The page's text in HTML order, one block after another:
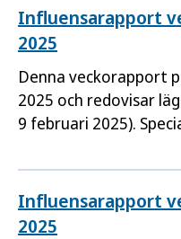
Influensarapport
2025
Denna veckorapport
2025 och redovisar
9 februari 2025).
Influensarapport
2025